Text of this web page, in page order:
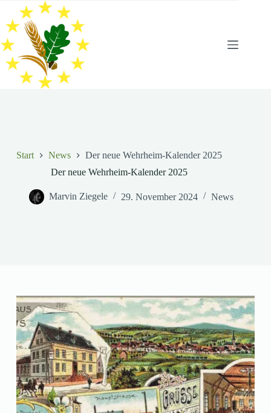
Inhalt
springen
Start News
Der neue Wehrheim-Kalender 2025
Der neue Wehrheim-Kalender 2025
Marvin Ziegele 29. November 2024 News